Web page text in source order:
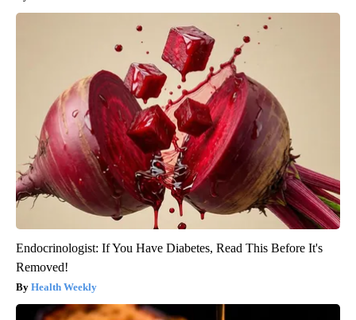
Endocrinologist: If You Have Diabetes, Read This Before It's
Removed!
Health Weekly